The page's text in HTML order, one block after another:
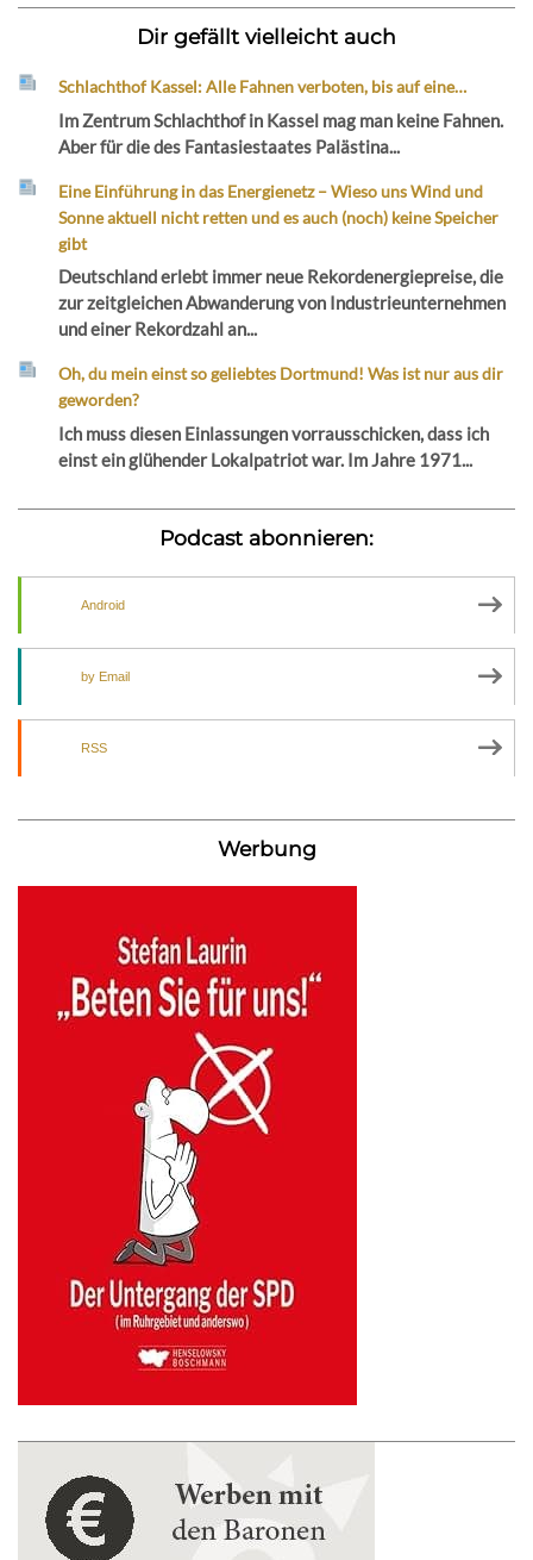
Dir gefällt vielleicht auch
Schlachthof Kassel: Alle Fahnen verboten, bis auf eine…
Im Zentrum Schlachthof in Kassel mag man keine Fahnen.
Aber für die des Fantasiestaates Palästina...
Eine Einführung in das Energienetz – Wieso uns Wind und
Sonne aktuell nicht retten und es auch (noch) keine Speicher
gibt
Deutschland erlebt immer neue Rekordenergiepreise, die
zur zeitgleichen Abwanderung von Industrieunternehmen
und einer Rekordzahl an...
Oh, du mein einst so geliebtes Dortmund! Was ist nur aus dir
geworden?
Ich muss diesen Einlassungen vorrausschicken, dass ich
einst ein glühender Lokalpatriot war. Im Jahre 1971...
Podcast abonnieren:
Android
by Email
RSS
Werbung